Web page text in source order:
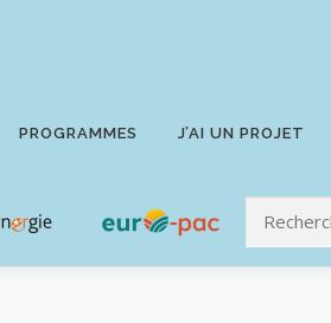
PROGRAMMES J’AI UN PROJET